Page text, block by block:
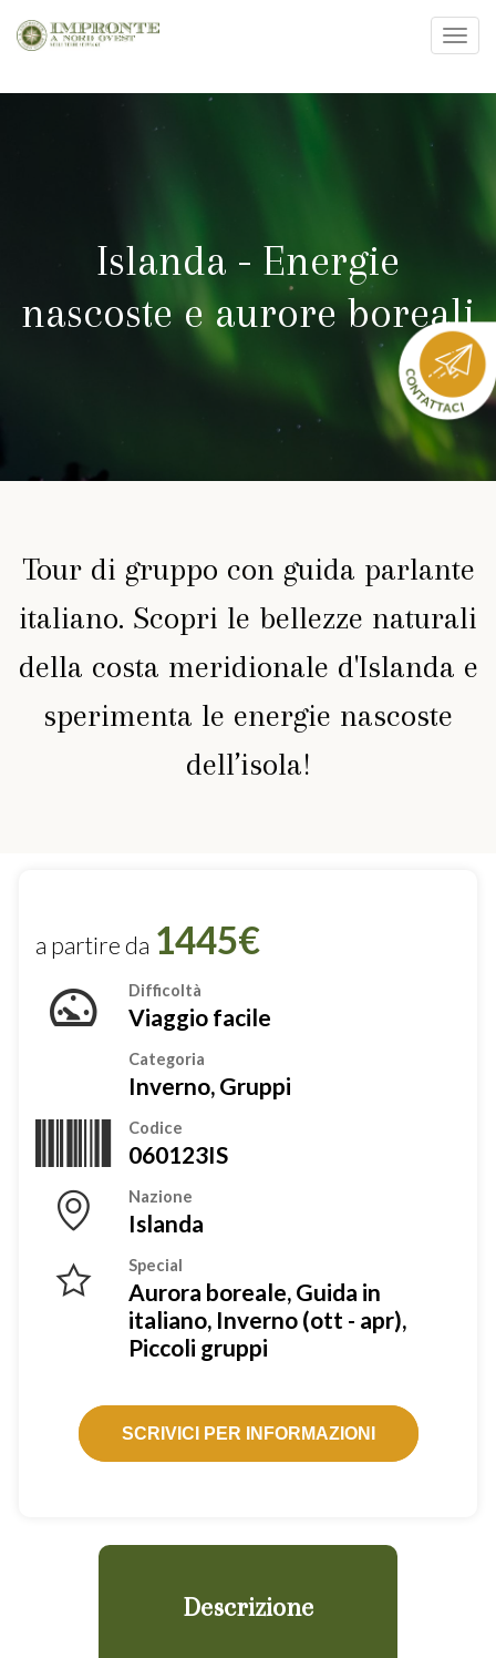
Islanda - Energie
nascoste e aurore boreali
Tour di gruppo con guida parlante
italiano. Scopri le bellezze naturali
della costa meridionale d'Islanda e
sperimenta le energie nascoste
dell’isola!
a partire da 1445€
Difficoltà
Viaggio facile
Categoria
Inverno, Gruppi
Codice
060123IS
Nazione
Islanda
Special
Aurora boreale, Guida in
italiano, Inverno (ott - apr),
Piccoli gruppi
SCRIVICI PER INFORMAZIONI
Descrizione